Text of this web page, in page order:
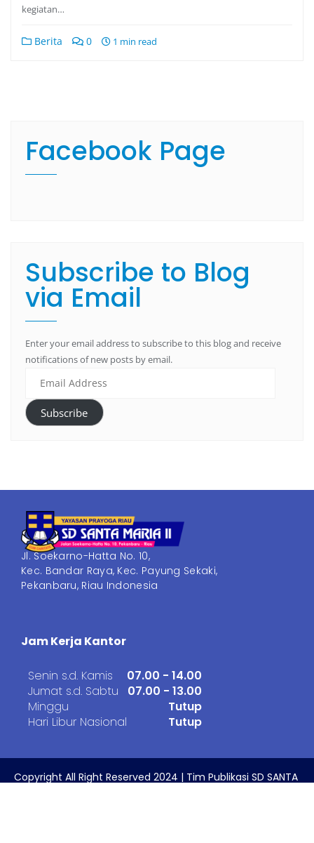
kegiatan…
Berita 0 1 min read
Facebook Page
Subscribe to Blog
via Email
Enter your email address to subscribe to this blog and receive
notifications of new posts by email.
Subscribe
Jl. Soekarno-Hatta No. 10,
Kec. Bandar Raya, Kec. Payung Sekaki,
Pekanbaru, Riau Indonesia
Jam Kerja Kantor
Senin s.d. Kamis
Jumat s.d. Sabtu
Minggu
Hari Libur Nasional
07.00 - 14.00
07.00 - 13.00
Tutup
Tutup
Copyright All Right Reserved 2024 | Tim Publikasi SD SANTA
MARIA II